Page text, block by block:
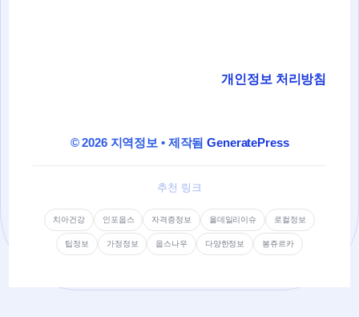
개인정보 처리방침
© 2026 지역정보 • 제작됨GeneratePress
추천 링크
치아건강 인포웁스 자격증정보 올데일리이슈 로컬정보
팁정보 가정정보 웁스나우 다양한정보 봉쥬르카